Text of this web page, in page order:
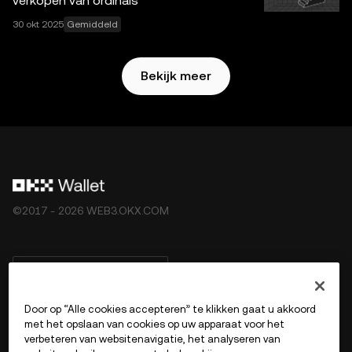
30 okt 2025 Gemiddeld
Bekijk meer
©2017 - 2026 WEB3.OKX.COM
Door op “Alle cookies accepteren” te klikken gaat u akkoord
met het opslaan van cookies op uw apparaat voor het
verbeteren van websitenavigatie, het analyseren van